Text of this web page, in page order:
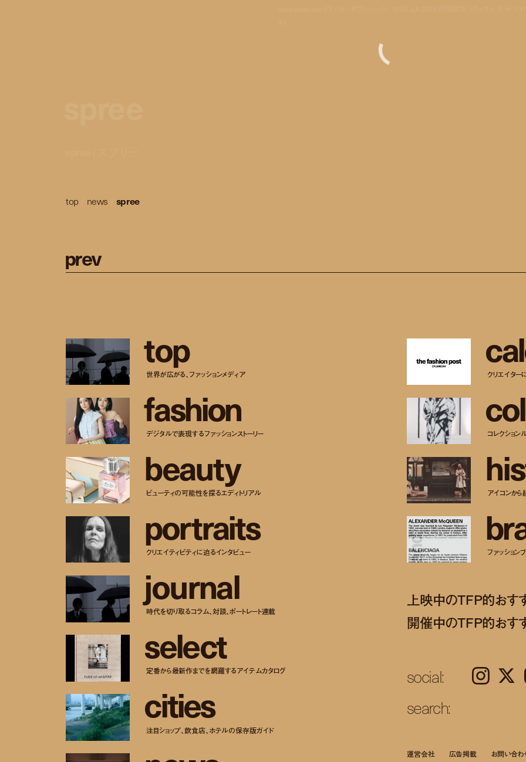
top/ news spree
prev
top
世界が広がる、ファッションメディア
fashion
デジタルで表現するファッションストーリー
beauty
ビューティの可能性を探るエディトリアル
portraits
クリエイティビティに迫るインタビュー
journal
時代を切り取るコラム、対談、ポートレート連載
select
定番から最新作までを網羅するアイテムカタログ
cities
注目ショップ、飲食店、ホテルの保存版ガイド
cal
クリエイター
col
コレクション
his
アイコンから
br
ファッション
上映中のTFP的おす
開催中のTFP的おす
social: Instagram 𝕏
search:
運営会社 広告掲載 お問い合わ